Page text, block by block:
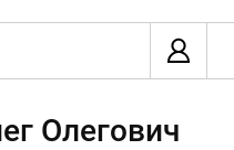
Олегович